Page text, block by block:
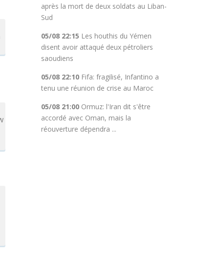
après la mort de deux soldats au Liban-
Sud
05/08 22:15 Les houthis du Yémen
disent avoir attaqué deux pétroliers
saoudiens
05/08 22:10Fifa: fragilisé, Infantino a
tenu une réunion de crise au Maroc
05/08 21:00Ormuz: l'Iran dit s'être
accordé avec Oman, mais la
réouverture dépendra ...